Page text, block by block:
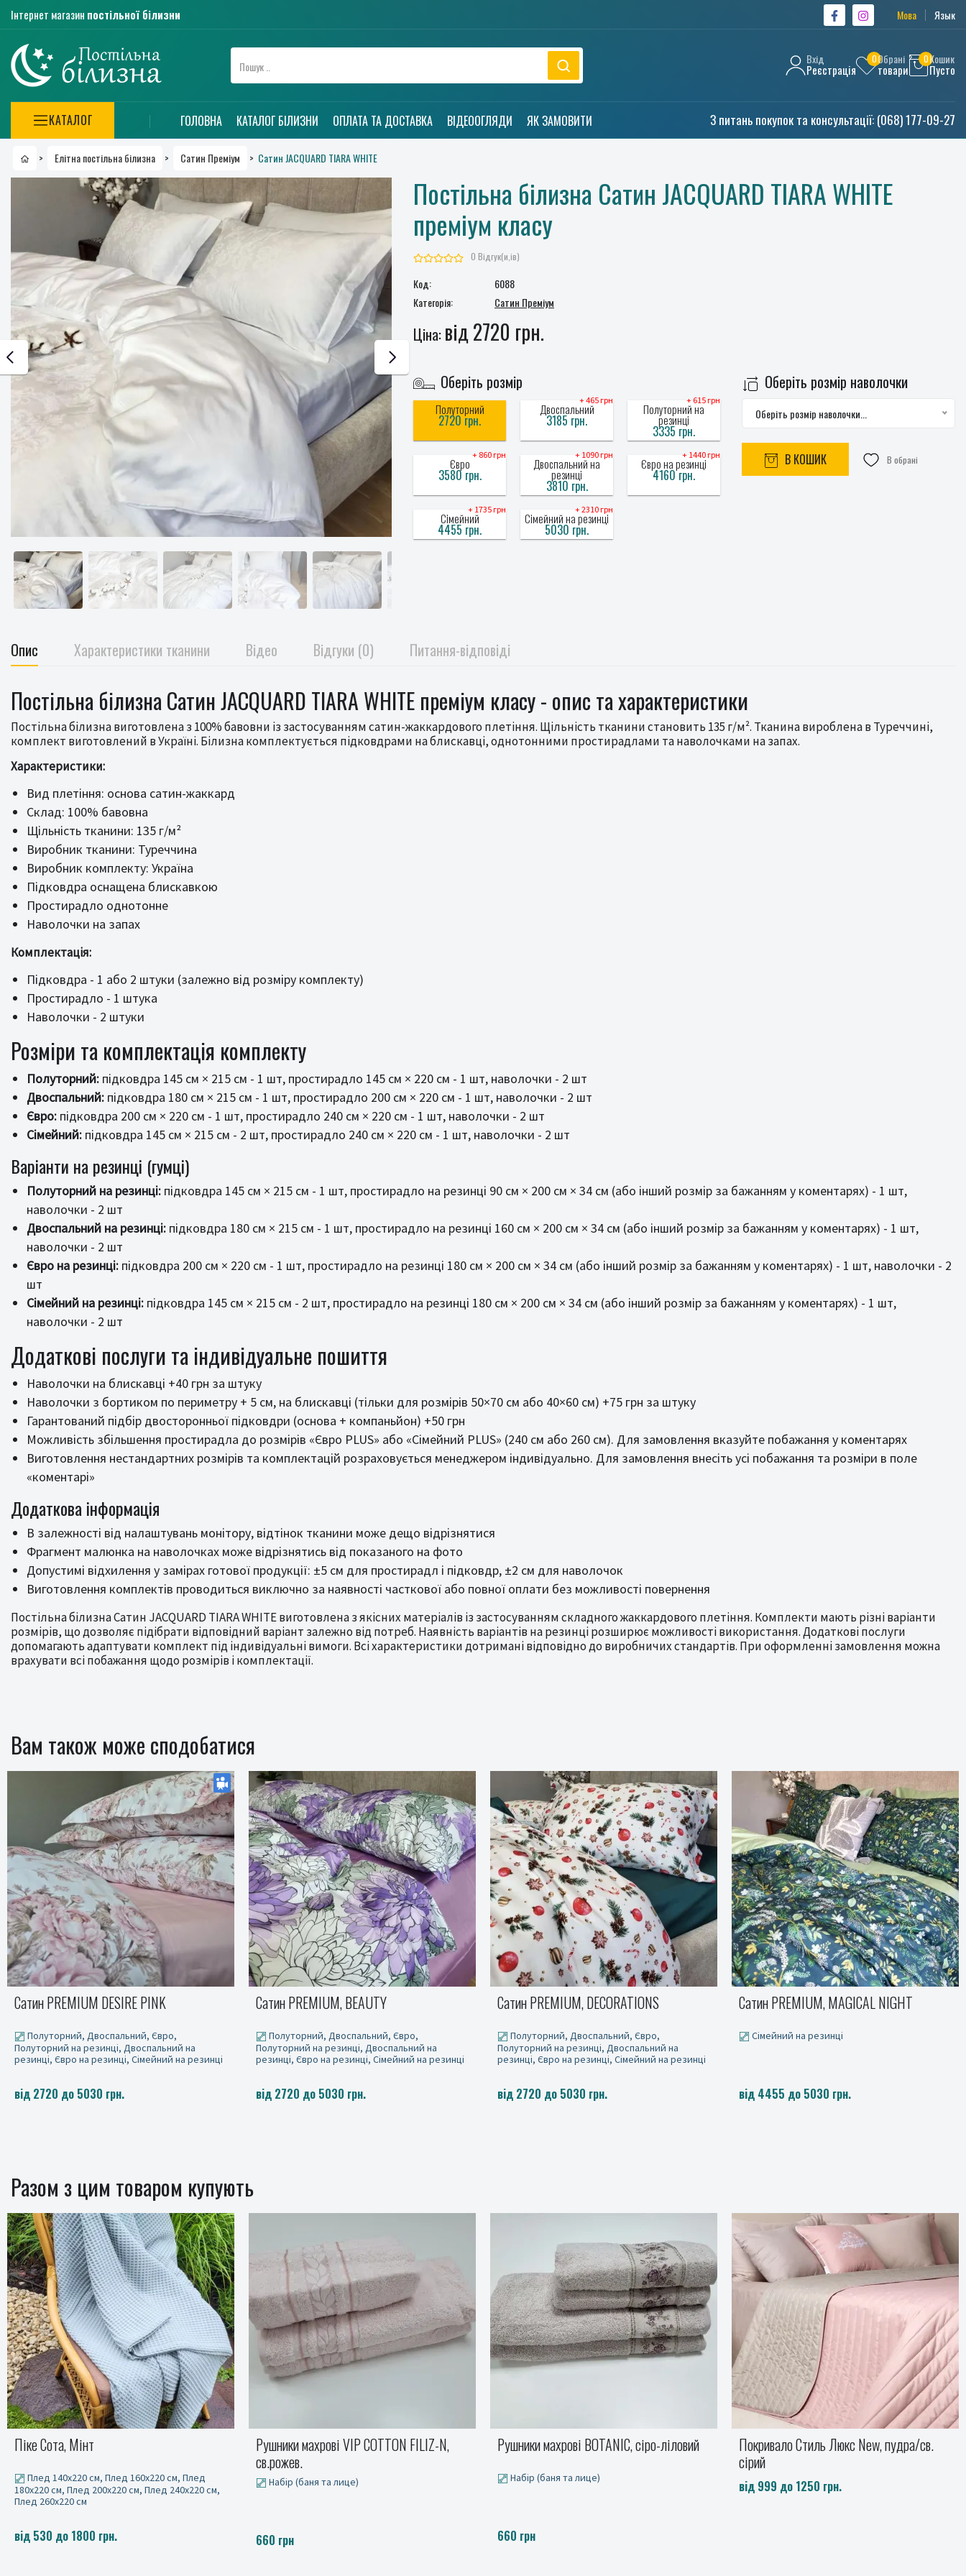
Інтернет магазин постільної білизни Мова Язык
Вхід
Реєстрація
0Обрані
товари
0Кошик
Пусто
КАТАЛОГ ГОЛОВНА КАТАЛОГ БІЛИЗНИ ОПЛАТА ТА ДОСТАВКА ВІДЕООГЛЯДИ ЯК ЗАМОВИТИ З питань покупок та консультації: (068) 177-09-27
> Елітна постільна білизна > Сатин Преміум > Сатин JACQUARD TIARA WHITE
Постільна білизна Сатин JACQUARD TIARA WHITE
преміум класу
0 Відгук(и,ів)
Код:
6088
Категорія:
Сатин Преміум
Ціна: від 2720 грн.
Оберіть розмір
Полуторний
2720 грн.
+ 465 грн
Двоспальний
3185 грн.
+ 615 грн
Полуторний на
резинці
3335 грн.
+ 860 грн
Євро
3580 грн.
+ 1090 грн
Двоспальний на
резинці
3810 грн.
+ 1440 грн
Євро на резинці
4160 грн.
+ 1735 грн
Сімейний
4455 грн.
+ 2310 грн
Сімейний на резинці
5030 грн.
Оберіть розмір наволочки
Оберіть розмір наволочки...
В КОШИК В обрані
Опис Характеристики тканини Відео Відгуки (0) Питання-відповіді
Постільна білизна Сатин JACQUARD TIARA WHITE преміум класу - опис та характеристики
Постільна білизна виготовлена з 100% бавовни із застосуванням сатин-жаккардового плетіння. Щільність тканини становить 135 г/м². Тканина вироблена в Туреччині,
комплект виготовлений в Україні. Білизна комплектується підковдрами на блискавці, однотонними простирадлами та наволочками на запах.
Характеристики:
Вид плетіння: основа сатин-жаккард
Склад: 100% бавовна
Щільність тканини: 135 г/м²
Виробник тканини: Туреччина
Виробник комплекту: Україна
Підковдра оснащена блискавкою
Простирадло однотонне
Наволочки на запах
Комплектація:
Підковдра - 1 або 2 штуки (залежно від розміру комплекту)
Простирадло - 1 штука
Наволочки - 2 штуки
Розміри та комплектація комплекту
Полуторний: підковдра 145 см × 215 см - 1 шт, простирадло 145 см × 220 см - 1 шт, наволочки - 2 шт
Двоспальний: підковдра 180 см × 215 см - 1 шт, простирадло 200 см × 220 см - 1 шт, наволочки - 2 шт
Євро: підковдра 200 см × 220 см - 1 шт, простирадло 240 см × 220 см - 1 шт, наволочки - 2 шт
Сімейний: підковдра 145 см × 215 см - 2 шт, простирадло 240 см × 220 см - 1 шт, наволочки - 2 шт
Варіанти на резинці (гумці)
Полуторний на резинці: підковдра 145 см × 215 см - 1 шт, простирадло на резинці 90 см × 200 см × 34 см (або інший розмір за бажанням у коментарях) - 1 шт,
наволочки - 2 шт
Двоспальний на резинці: підковдра 180 см × 215 см - 1 шт, простирадло на резинці 160 см × 200 см × 34 см (або інший розмір за бажанням у коментарях) - 1 шт,
наволочки - 2 шт
Євро на резинці: підковдра 200 см × 220 см - 1 шт, простирадло на резинці 180 см × 200 см × 34 см (або інший розмір за бажанням у коментарях) - 1 шт, наволочки - 2
шт
Сімейний на резинці: підковдра 145 см × 215 см - 2 шт, простирадло на резинці 180 см × 200 см × 34 см (або інший розмір за бажанням у коментарях) - 1 шт,
наволочки - 2 шт
Додаткові послуги та індивідуальне пошиття
Наволочки на блискавці +40 грн за штуку
Наволочки з бортиком по периметру + 5 см, на блискавці (тільки для розмірів 50×70 см або 40×60 см) +75 грн за штуку
Гарантований підбір двосторонньої підковдри (основа + компаньйон) +50 грн
Можливість збільшення простирадла до розмірів «Євро PLUS» або «Сімейний PLUS» (240 см або 260 см). Для замовлення вказуйте побажання у коментарях
Виготовлення нестандартних розмірів та комплектацій розраховується менеджером індивідуально. Для замовлення внесіть усі побажання та розміри в поле
«коментарі»
Додаткова інформація
В залежності від налаштувань монітору, відтінок тканини може дещо відрізнятися
Фрагмент малюнка на наволочках може відрізнятись від показаного на фото
Допустимі відхилення у замірах готової продукції: ±5 см для простирадл і підковдр, ±2 см для наволочок
Виготовлення комплектів проводиться виключно за наявності часткової або повної оплати без можливості повернення
Постільна білизна Сатин JACQUARD TIARA WHITE виготовлена з якісних матеріалів із застосуванням складного жаккардового плетіння. Комплекти мають різні варіанти
розмірів, що дозволяє підібрати відповідний варіант залежно від потреб. Наявність варіантів на резинці розширює можливості використання. Додаткові послуги
допомагають адаптувати комплект під індивідуальні вимоги. Всі характеристики дотримані відповідно до виробничих стандартів. При оформленні замовлення можна
врахувати всі побажання щодо розмірів і комплектації.
Вам також може сподобатися
Сатин PREMIUM, BEAUTY
Полуторний, Двоспальний, Євро,
Полуторний на резинці, Двоспальний на
резинці, Євро на резинці, Сімейний на резинці
від 2720 до 5030 грн.
Сатин PREMIUM, DECORATIONS
Полуторний, Двоспальний, Євро,
Полуторний на резинці, Двоспальний на
резинці, Євро на резинці, Сімейний на резинці
від 2720 до 5030 грн.
Сатин PREMIUM, MAGICAL NIGHT
Сімейний на резинці
від 4455 до 5030 грн.
Новинка
Сатин PREMIUM, ROSARIUM
Полуторний, Двоспальний, Євро,
від 2720 до 5030 грн.
Разом з цим товаром купують
Рушники махрові VIP COTTON FILIZ-N,
Набір (баня та лице)
660 грн
Рушники махрові BOTANIC, сіро-ліловий
Набір (баня та лице)
660 грн
Покривало Стиль Люкс New, пудра/св.
від 999 до 1250 грн.
Рушники махрові CESTEPE HOTEL